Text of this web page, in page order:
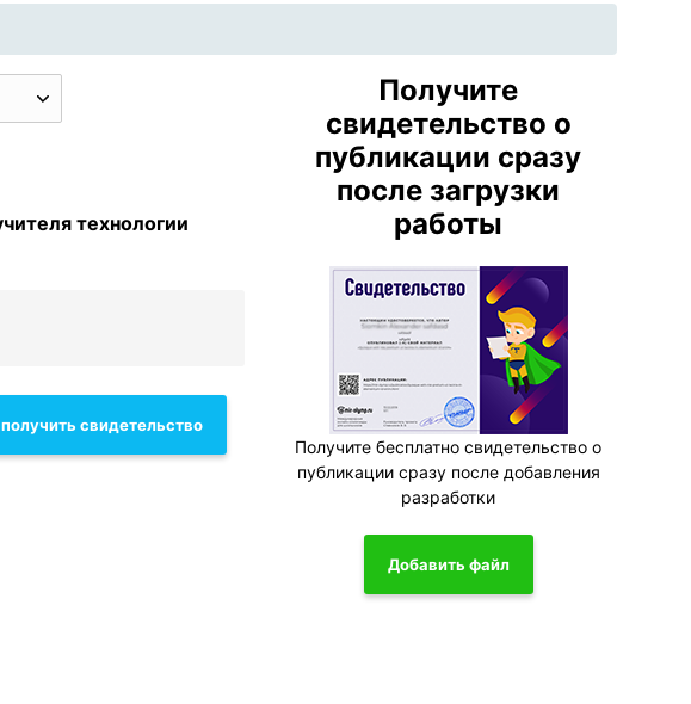
технологии
свидетельство
Получите
свидетельство о
публикации сразу
после загрузки
работы
Получите бесплатно свидетельство о
публикации сразу после добавления
разработки
Добавить файл